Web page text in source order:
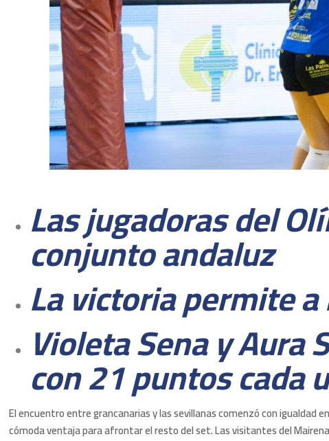
Las jugadoras del
conjunto andaluz
La victoria permite
Violeta Sena y
con 21 puntos cada
El encuentro entre grancanarias y las sevillanas comenzó con igualdad
cómoda ventaja para afrontar el resto del set. Las visitantes del